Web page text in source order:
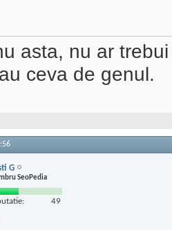
asta, nu ar
ceva de genul.
G
SeoPedia
49